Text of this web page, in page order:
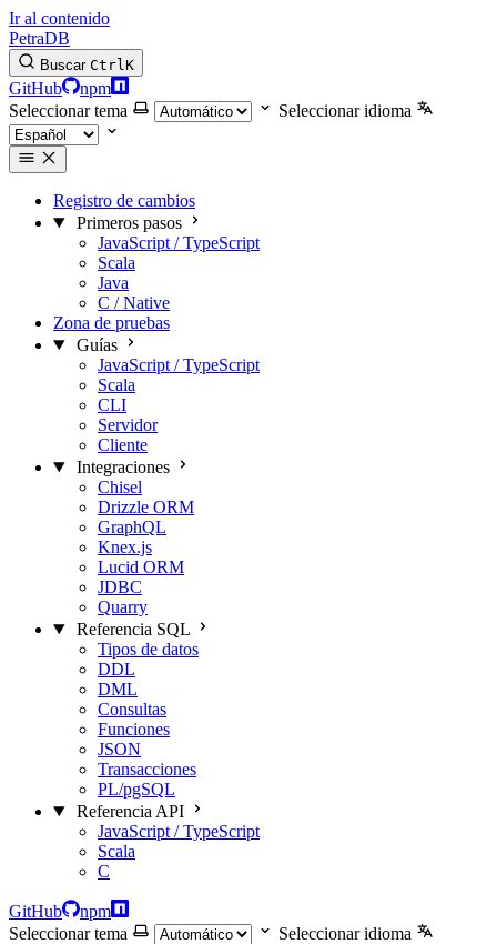
Ir al contenido
PetraDB
Buscar CtrlK
GitHub
npm
Seleccionar tema
Seleccionar idioma
Registro de cambios
Primeros pasos
JavaScript / TypeScript
Scala
Java
C / Native
Zona de pruebas
Guías
JavaScript / TypeScript
Scala
CLI
Servidor
Cliente
Integraciones
Chisel
Drizzle ORM
GraphQL
Knex.js
Lucid ORM
JDBC
Quarry
Referencia SQL
Tipos de datos
DDL
DML
Consultas
Funciones
JSON
Transacciones
PL/pgSQL
Referencia API
JavaScript / TypeScript
Scala
C
GitHub
npm
Seleccionar tema
Seleccionar idioma